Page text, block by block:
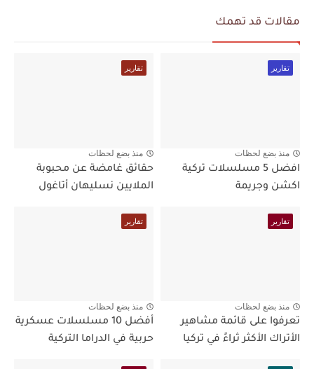
مقالات قد تهمك
تقارير
منذ بضع لحظات
افضل 5 مسلسلات تركية
اكشن وجريمة
تقارير
منذ بضع لحظات
حقائق غامضة عن محبوبة
الملايين نسليهان أتاغول
تقارير
منذ بضع لحظات
تعرفوا على قائمة مشاهير
الأتراك الأكثر ثراءً في تركيا
تقارير
منذ بضع لحظات
أفضل 10 مسلسلات عسكرية
حربية في الدراما التركية